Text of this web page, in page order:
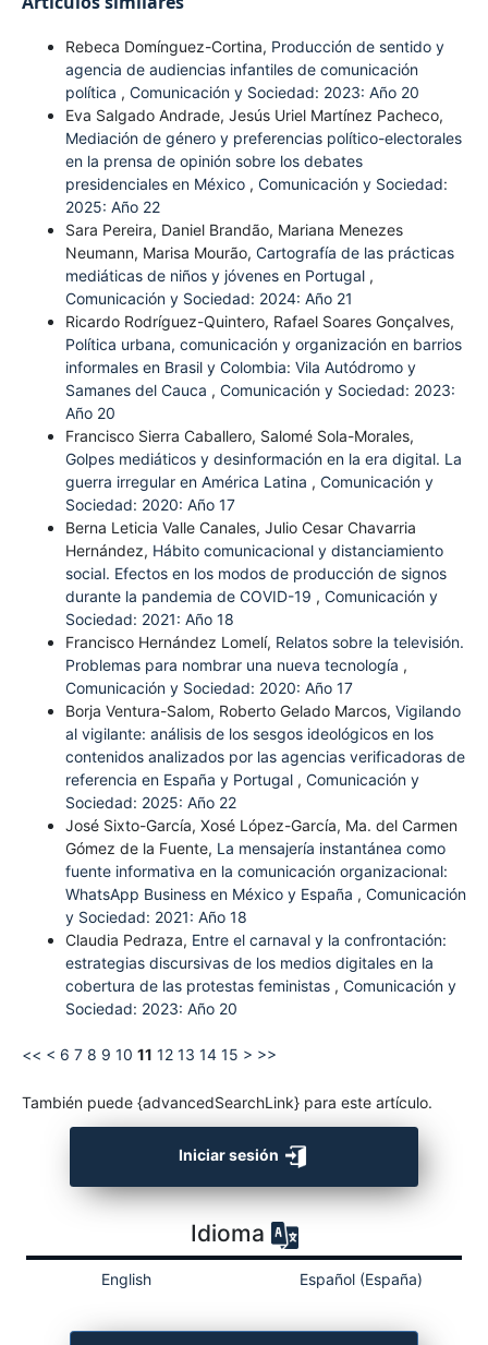
Rebeca Domínguez-Cortina, Producción de sentido y
agencia de audiencias infantiles de comunicación
política , Comunicación y Sociedad: 2023: Año 20
Eva Salgado Andrade, Jesús Uriel Martínez Pacheco,
Mediación de género y preferencias político-electorales
en la prensa de opinión sobre los debates
presidenciales en México , Comunicación y Sociedad:
2025: Año 22
Sara Pereira, Daniel Brandão, Mariana Menezes
Neumann, Marisa Mourão, Cartografía de las prácticas
mediáticas de niños y jóvenes en Portugal ,
Comunicación y Sociedad: 2024: Año 21
Ricardo Rodríguez-Quintero, Rafael Soares Gonçalves,
Política urbana, comunicación y organización en barrios
informales en Brasil y Colombia: Vila Autódromo y
Samanes del Cauca , Comunicación y Sociedad: 2023:
Año 20
Francisco Sierra Caballero, Salomé Sola-Morales,
Golpes mediáticos y desinformación en la era digital. La
guerra irregular en América Latina , Comunicación y
Sociedad: 2020: Año 17
Berna Leticia Valle Canales, Julio Cesar Chavarria
Hernández, Hábito comunicacional y distanciamiento
social. Efectos en los modos de producción de signos
durante la pandemia de COVID-19 , Comunicación y
Sociedad: 2021: Año 18
Francisco Hernández Lomelí, Relatos sobre la televisión.
Problemas para nombrar una nueva tecnología ,
Comunicación y Sociedad: 2020: Año 17
Borja Ventura-Salom, Roberto Gelado Marcos, Vigilando
al vigilante: análisis de los sesgos ideológicos en los
contenidos analizados por las agencias verificadoras de
referencia en España y Portugal , Comunicación y
Sociedad: 2025: Año 22
José Sixto-García, Xosé López-García, Ma. del Carmen
Gómez de la Fuente, La mensajería instantánea como
fuente informativa en la comunicación organizacional:
WhatsApp Business en México y España , Comunicación
y Sociedad: 2021: Año 18
Claudia Pedraza, Entre el carnaval y la confrontación:
estrategias discursivas de los medios digitales en la
cobertura de las protestas feministas , Comunicación y
Sociedad: 2023: Año 20
<< < 6 7 8 9 10 11 12 13 14 15 > >>
También puede {advancedSearchLink} para este artículo.
Iniciar sesión
Idioma
English Español (España)